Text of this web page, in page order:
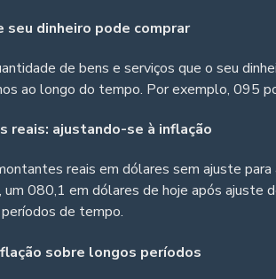
seu dinheiro pode comprar
de bens e serviços que o seu
ao longo do tempo. Por exemplo, 095
reais: ajustando-se à inflação
reais em dólares sem ajuste
080,1 em dólares de hoje após ajuste
de tempo.
sobre longos períodos